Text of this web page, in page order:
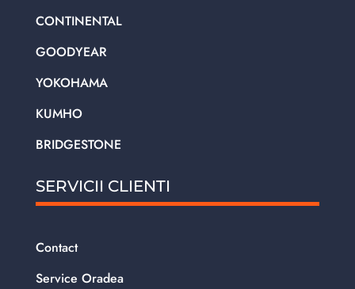
CONTINENTAL
GOODYEAR
YOKOHAMA
KUMHO
BRIDGESTONE
SERVICII CLIENTI
Contact
Service Oradea